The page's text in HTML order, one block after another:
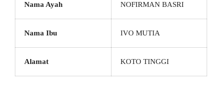
Nama Ayah NOFIRMAN BASRI
Nama Ibu IVO MUTIA
Alamat KOTO TINGGI